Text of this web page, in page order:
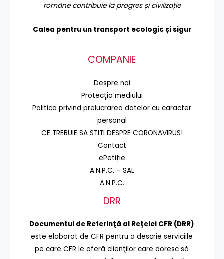
române contribuie la progres și civilizație
Calea pentru un transport ecologic și sigur
COMPANIE
Despre noi
Protecţia mediului
Politica privind prelucrarea datelor cu caracter
personal
CE TREBUIE SA STITI DESPRE CORONAVIRUS!
Contact
ePetiție
A.N.P.C. – SAL
A.N.P.C.
DRR
Documentul de Referinţă al Reţelei CFR (DRR)
este elaborat de CFR pentru a descrie serviciile
pe care CFR le oferă clienţilor care doresc să